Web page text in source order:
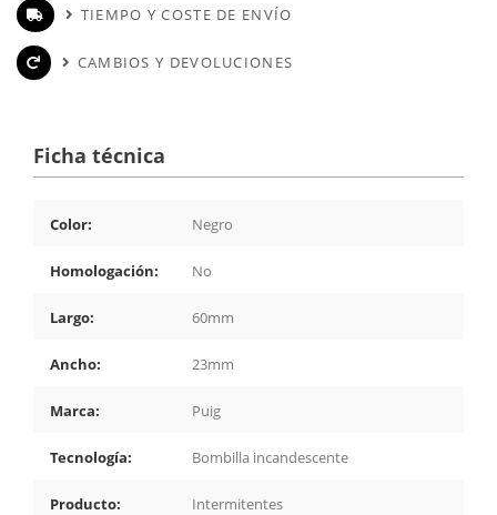
TIEMPO Y COSTE DE ENVÍO
CAMBIOS Y DEVOLUCIONES
Ficha técnica
Color: Negro
Homologación: No
Largo: 60mm
Ancho: 23mm
Marca: Puig
Tecnología: Bombilla incandescente
Producto: Intermitentes